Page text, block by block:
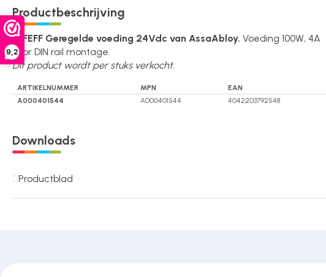
9,2
Over ons
Contact
Productbeschrijving
EFFEFF Geregelde voeding 24Vdc van AssaAbloy. Voeding 100W, 4A
voor DIN rail montage.
Dit product wordt per stuks verkocht.
ARTIKELNUMMER MPN
EAN
A000401544
A000401544 4042203792548
Downloads
Productblad